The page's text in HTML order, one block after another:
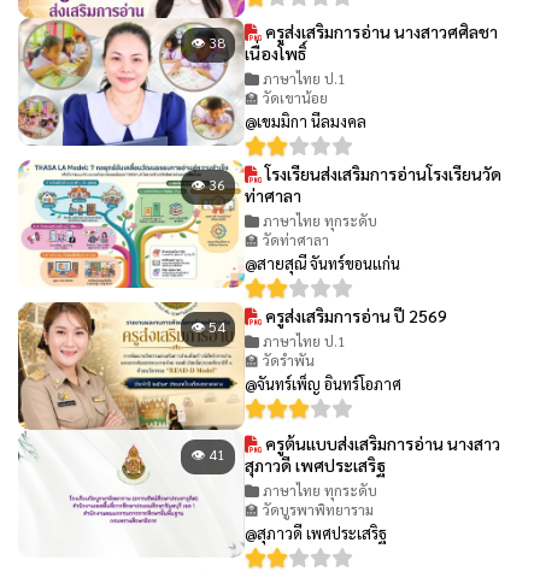
👁 38
ครูส่งเสริมการอ่าน นางสาวศศิลชา
เนื่องโพธิ์
ภาษาไทย ป.1
🏫 วัดเขาน้อย
@เขมมิกา นีลมงคล
👁 36
โรงเรียนส่งเสริมการอ่านโรงเรียนวัด
ท่าศาลา
ภาษาไทย ทุกระดับ
🏫 วัดท่าศาลา
@สายสุณี จันทร์ขอนแก่น
👁 54 ครูส่งเสริมการอ่าน ปี 2569
ภาษาไทย ป.1
🏫 วัดรำพัน
@จันทร์เพ็ญ อินทร์โอภาศ
👁 41
ครูต้นแบบส่งเสริมการอ่าน นางสาว
สุภาวดี เพศประเสริฐ
ภาษาไทย ทุกระดับ
🏫 วัดบูรพาพิทยาราม
@สุภาวดี เพศประเสริฐ